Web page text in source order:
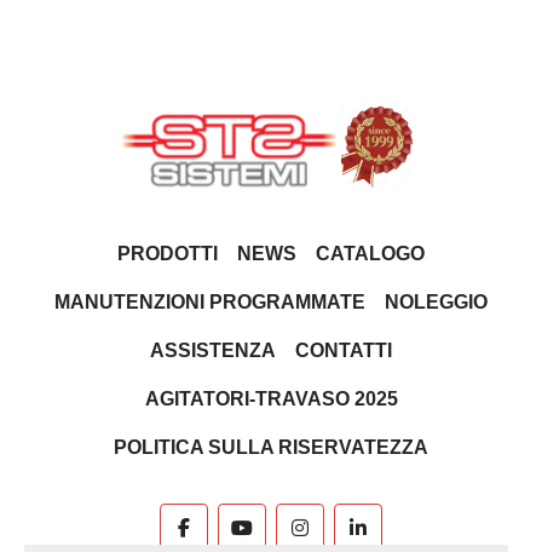
PRODOTTI NEWS CATALOGO
MANUTENZIONI PROGRAMMATE NOLEGGIO
ASSISTENZA CONTATTI
AGITATORI-TRAVASO 2025
POLITICA SULLA RISERVATEZZA
facebookyoutubeinstagramlinkedin